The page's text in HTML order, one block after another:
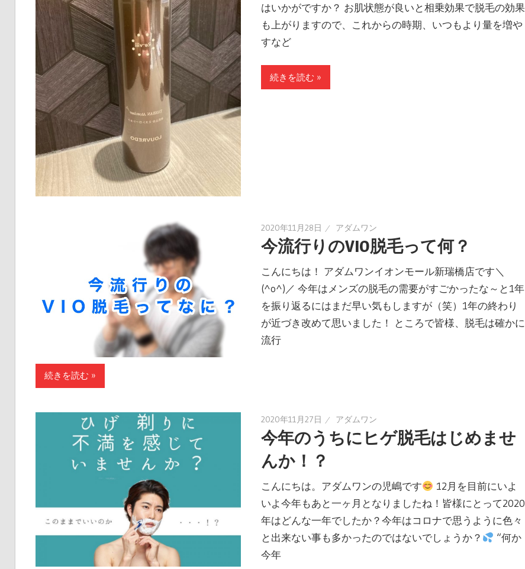
はいかがですか？ お肌状態が良いと相乗効果で脱毛の効果
も上がりますので、これからの時期、いつもより量を増や
すなど
続きを読む »
2020年11月28日 アダムワン
今流行りのVIO脱毛って何？
こんにちは！ アダムワンイオンモール新瑞橋店です＼
(^o^)／ 今年はメンズの脱毛の需要がすごかったな～と1年
を振り返るにはまだ早い気もしますが（笑）1年の終わり
が近づき改めて思いました！ ところで皆様、脱毛は確かに
流行
続きを読む »
2020年11月27日 アダムワン
今年のうちにヒゲ脱毛はじめませ
んか！？
こんにちは。アダムワンの児嶋です
12月を目前にいよ
いよ今年もあと一ヶ月となりましたね！皆様にとって2020
年はどんな一年でしたか？今年はコロナで思うように色々
と出来ない事も多かったのではないでしょうか？
“何か
今年